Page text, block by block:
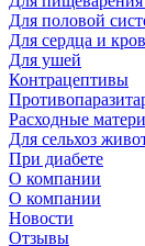
Для половой
Для сердца и
Для ушей
Контрацептивы
Расходные
Для сельхоз
При диабете
О компании
О компании
Новости
Отзывы